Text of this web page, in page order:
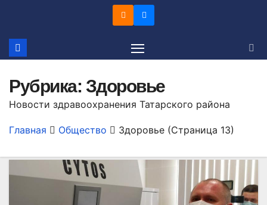
содержимому
Рубрика: Здоровье
Новости здравоохранения Татарского района
Главная Общество Здоровье (Страница 13)